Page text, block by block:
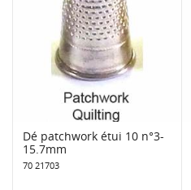
Dé patchwork étui 10 n°3-
15.7mm
70 21703